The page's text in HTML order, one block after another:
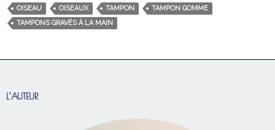
OISEAU OISEAUX TAMPON
TAMPON GOMME
TAMPONS GRAVÉS À LA MAIN
L’AUTEUR